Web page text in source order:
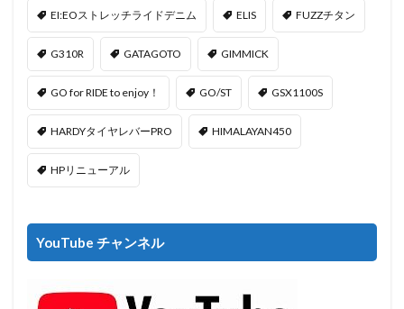
EI:EOストレッチライドデニム ELIS FUZZチタン
G310R GATAGOTO GIMMICK
GO for RIDE to enjoy！ GO/ST GSX1100S
HARDYタイヤレバーPRO HIMALAYAN450
HPリニューアル
YouTube チャンネル